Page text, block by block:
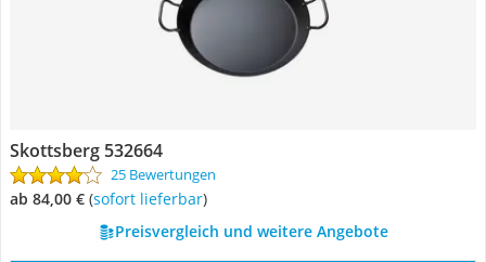
Skottsberg 532664
25 Bewertungen
ab 84,00 € ( Sofort lieferbar)
Preisvergleich und weitere Angebote